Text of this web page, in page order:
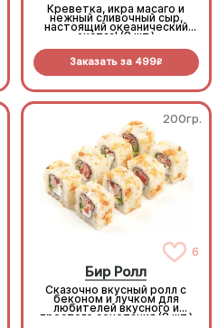
Креветка, икра масаго и
нежный сливочный сыр,
настоящий океанический
экстаз! (8 шт.)
Заказать за 499R
200гр.
6
Бир Ролл
Сказочно вкусный ролл с
беконом и лучком для
любителей вкусного и
простого сочетания (8 шт.)